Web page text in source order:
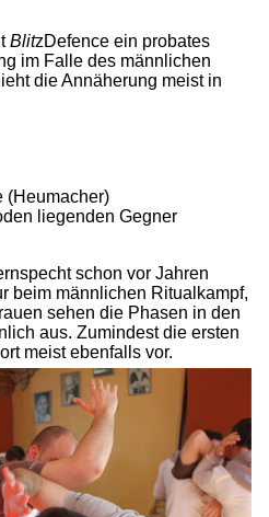
BlitzDefence ein probates
im Falle des männlichen
die Annäherung meist in
(Heumacher)
liegenden Gegner
schon vor Jahren
beim männlichen Ritualkampf,
sehen die Phasen in den
aus. Zumindest die ersten
meist ebenfalls vor.